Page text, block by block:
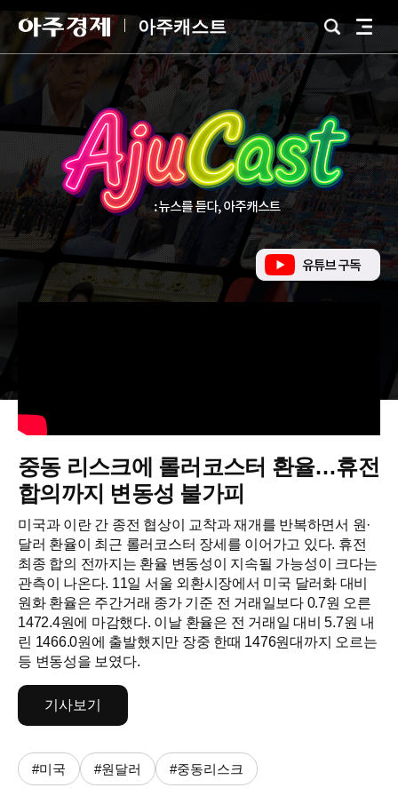
아
주
경
제
아주캐스트
검
색
전
체
메
뉴
유
튜
브
중동 리스크에 롤러코스터 환율…휴전
합의까지 변동성 불가피
미국과 이란 간 종전 협상이 교착과 재개를 반복하면서 원·
달러 환율이 최근 롤러코스터 장세를 이어가고 있다. 휴전
최종 합의 전까지는 환율 변동성이 지속될 가능성이 크다는
관측이 나온다. 11일 서울 외환시장에서 미국 달러화 대비
원화 환율은 주간거래 종가 기준 전 거래일보다 0.7원 오른
1472.4원에 마감했다. 이날 환율은 전 거래일 대비 5.7원 내
린 1466.0원에 출발했지만 장중 한때 1476원대까지 오르는
등 변동성을 보였다.
기사보기
#미국 #원달러 #중동리스크